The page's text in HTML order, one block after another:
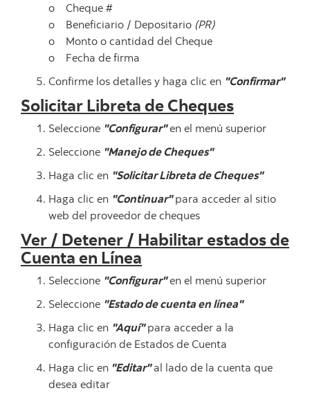
o Cheque #
o Beneficiario / Depositario (PR)
o Monto o cantidad del Cheque
o Fecha de firma
Confirme los detalles y haga clic en "Confirmar"
Solicitar Libreta de Cheques
Seleccione "Configurar"en el menú superior
Seleccione "Manejo de Cheques"
Haga clic en "Solicitar Libreta de Cheques"
Haga clic en "Continuar"para acceder al sitio
web del proveedor de cheques
Ver / Detener / Habilitar estados de
Cuenta en Línea
Seleccione "Configurar"en el menú superior
Seleccione "Estado de cuenta en línea"
Haga clic en "Aquí"para acceder a la
configuración de Estados de Cuenta
Haga clic en "Editar"al lado de la cuenta que
desea editar